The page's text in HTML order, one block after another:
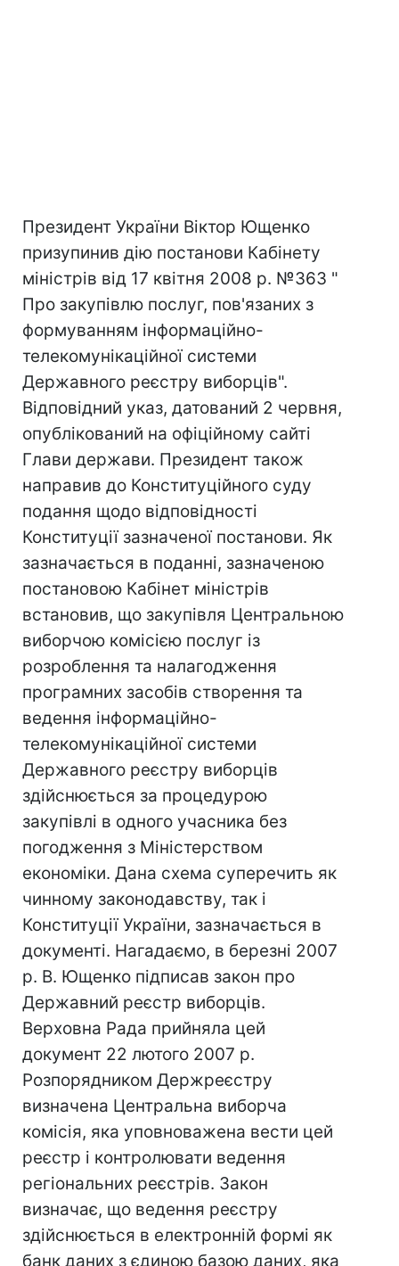
Президент України Віктор Ющенко
призупинив дію постанови Кабінету
міністрів від 17 квітня 2008 р. №363 "
Про закупівлю послуг, пов'язаних з
формуванням інформаційно-
телекомунікаційної системи
Державного реєстру виборців".
Відповідний указ, датований 2 червня,
опублікований на офіційному сайті
Глави держави. Президент також
направив до Конституційного суду
подання щодо відповідності
Конституції зазначеної постанови. Як
зазначається в поданні, зазначеною
постановою Кабінет міністрів
встановив, що закупівля Центральною
виборчою комісією послуг із
розроблення та налагодження
програмних засобів створення та
ведення інформаційно-
телекомунікаційної системи
Державного реєстру виборців
здійснюється за процедурою
закупівлі в одного учасника без
погодження з Міністерством
економіки. Дана схема суперечить як
чинному законодавству, так і
Конституції України, зазначається в
документі. Нагадаємо, в березні 2007
р. В. Ющенко підписав закон про
Державний реєстр виборців.
Верховна Рада прийняла цей
документ 22 лютого 2007 р.
Розпорядником Держреєстру
визначена Центральна виборча
комісія, яка уповноважена вести цей
реєстр і контролювати ведення
регіональних реєстрів. Закон
визначає, що ведення реєстру
здійснюється в електронній формі як
банк даних з єдиною базою даних, яка